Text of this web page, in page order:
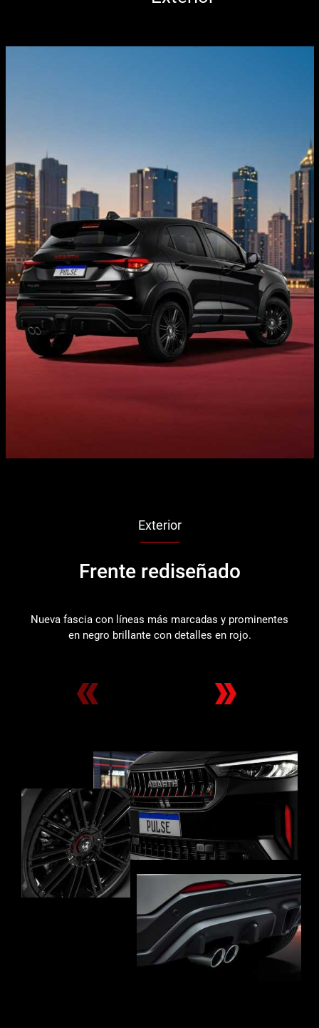
Exterior
Frente rediseñado
Nueva fascia con líneas más marcadas y prominentes
en negro brillante con detalles en rojo.